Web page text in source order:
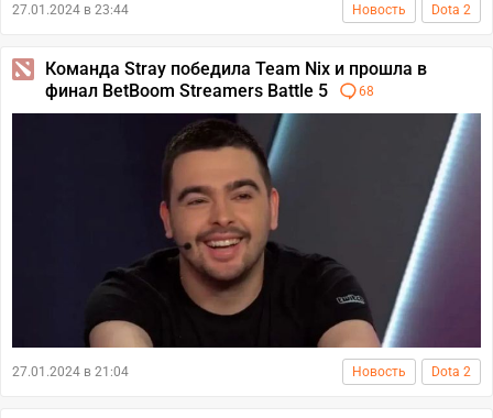
27.01.2024 в 23:44 Новость Dota 2
Команда Stray победила Team Nix и прошла в
финал BetBoom Streamers Battle 5
68
27.01.2024 в 21:04 Новость Dota 2